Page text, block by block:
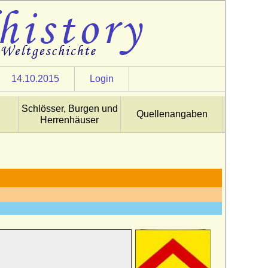
14.10.2015 Login
Schlösser, Burgen und
Herrenhäuser
Quellenangaben